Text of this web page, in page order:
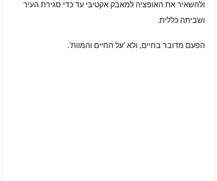
ולהשאיר את האופציה למאבק אקטיבי עד כדי סגירת העיר
ושביתה כללית.
הפעם מדובר בחיים, ולא 'על החיים והמוות'.